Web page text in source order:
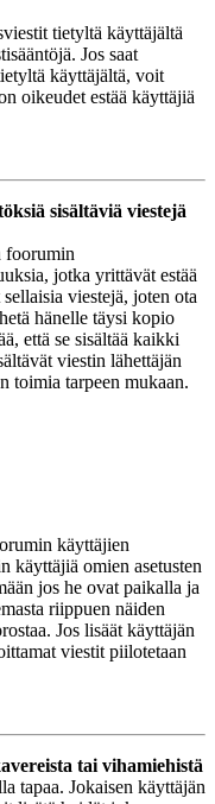
tietyltä käyttäjältä
Jos saat
käyttäjältä, voit
oikeudet estää käyttäjiä
sisältäviä viestejä
foorumin
jotka yrittävät estää
viestejä, joten ota
hänelle täysi kopio
että se sisältää kaikki
viestin lähettäjän
toimia tarpeen mukaan.
käyttäjien
käyttäjiä omien asetusten
jos he ovat paikalla ja
riippuen näiden
Jos lisäät käyttäjän
viestit piilotetaan
tai vihamiehistä
tapaa. Jokaisen käyttäjän